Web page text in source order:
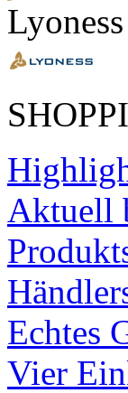
Aktuell
Echtes
Vier